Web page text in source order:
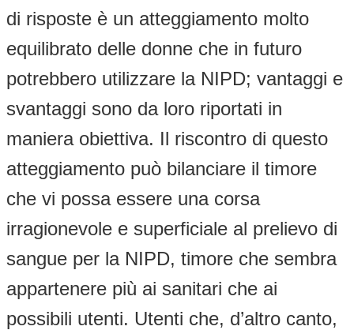
di risposte è un atteggiamento molto
equilibrato delle donne che in futuro
potrebbero utilizzare la NIPD; vantaggi e
svantaggi sono da loro riportati in
maniera obiettiva. Il riscontro di questo
atteggiamento può bilanciare il timore
che vi possa essere una corsa
irragionevole e superficiale al prelievo di
sangue per la NIPD, timore che sembra
appartenere più ai sanitari che ai
possibili utenti. Utenti che, d’altro canto,